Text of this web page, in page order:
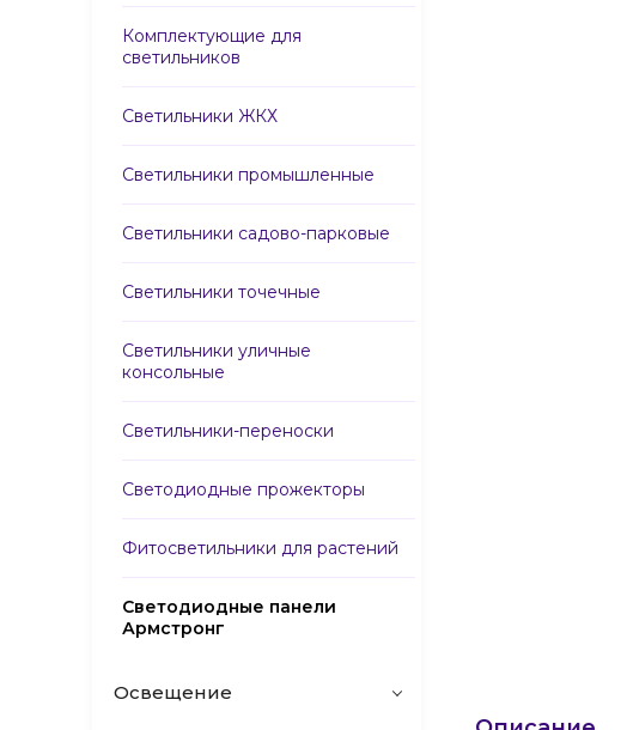
Комплектующие для
светильников
Светильники ЖКХ
Светильники промышленные
Светильники садово-парковые
Светильники точечные
Светильники уличные
консольные
Светильники-переноски
Светодиодные прожекторы
Фитосветильники для растений
Светодиодные панели
Армстронг
Освещение